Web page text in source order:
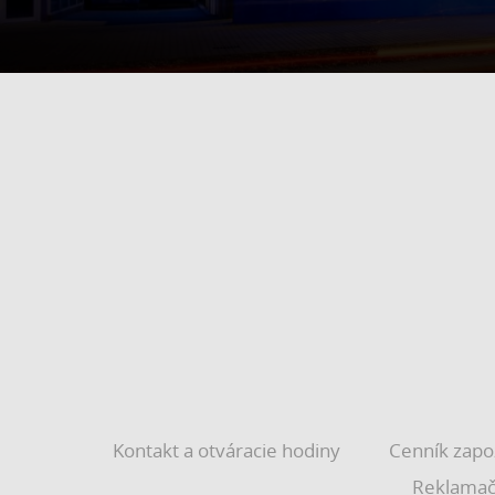
Kontakt a otváracie hodiny
Cenník